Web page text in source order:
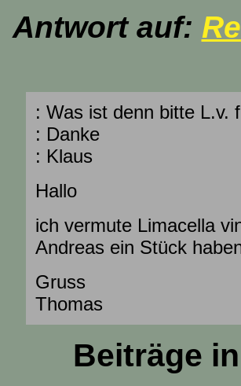
Antwort auf:
: Was ist denn bitte L.v.
: Danke
: Klaus
Hallo
ich vermute Limacella
Andreas ein Stück
Gruss
Thomas
Beiträge